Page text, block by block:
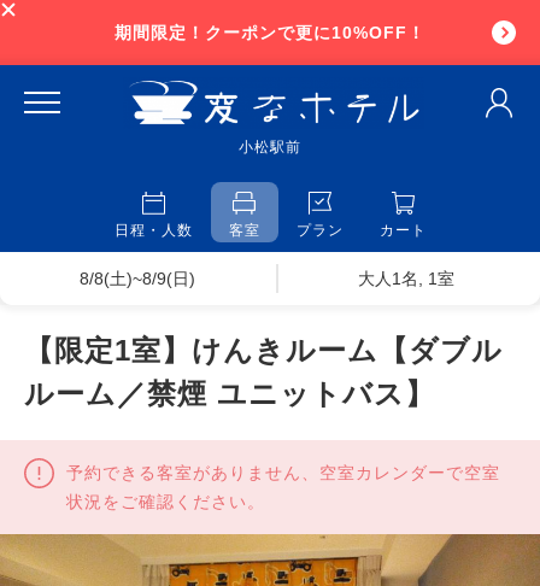
期間限定！クーポンで更に10%OFF！
小松駅前
日程・人数 客室 プラン カート
8/8(土)~8/9(日) 大人1名, 1室
【限定1室】けんきルーム【ダブル
ルーム／禁煙 ユニットバス】
予約できる客室がありません、空室カレンダーで空室
状況をご確認ください。